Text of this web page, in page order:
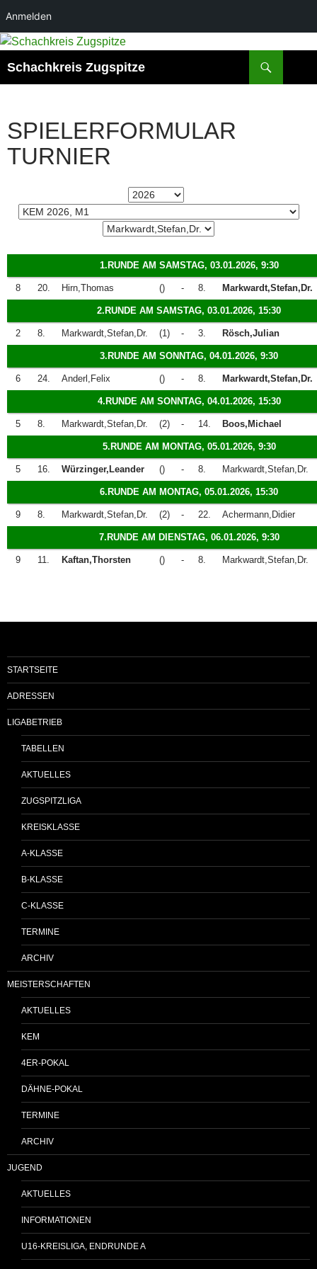
Anmelden
Zum
springen
Schachkreis Zugspitze
SPIELERFORMULAR
TURNIER
1.RUNDE AM SAMSTAG, 03.01.2026, 9:30
8 20. Hirn,Thomas () - 8. Markwardt,Stefan,Dr.
2.RUNDE AM SAMSTAG, 03.01.2026, 15:30
2 8. Markwardt,Stefan,Dr. (1) - 3. Rösch,Julian
3.RUNDE AM SONNTAG, 04.01.2026, 9:30
6 24. Anderl,Felix () - 8. Markwardt,Stefan,Dr.
4.RUNDE AM SONNTAG, 04.01.2026, 15:30
5 8. Markwardt,Stefan,Dr. (2) - 14. Boos,Michael
5.RUNDE AM MONTAG, 05.01.2026, 9:30
5 16. Würzinger,Leander () - 8. Markwardt,Stefan,Dr.
6.RUNDE AM MONTAG, 05.01.2026, 15:30
9 8. Markwardt,Stefan,Dr. (2) - 22. Achermann,Didier
7.RUNDE AM DIENSTAG, 06.01.2026, 9:30
9 11. Kaftan,Thorsten () - 8. Markwardt,Stefan,Dr.
STARTSEITE
ADRESSEN
LIGABETRIEB
TABELLEN
AKTUELLES
ZUGSPITZLIGA
KREISKLASSE
A-KLASSE
B-KLASSE
C-KLASSE
TERMINE
ARCHIV
MEISTERSCHAFTEN
AKTUELLES
KEM
4ER-POKAL
DÄHNE-POKAL
TERMINE
ARCHIV
JUGEND
AKTUELLES
INFORMATIONEN
U16-KREISLIGA, ENDRUNDE A